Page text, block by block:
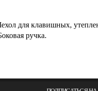
для клавишных,
ручка.